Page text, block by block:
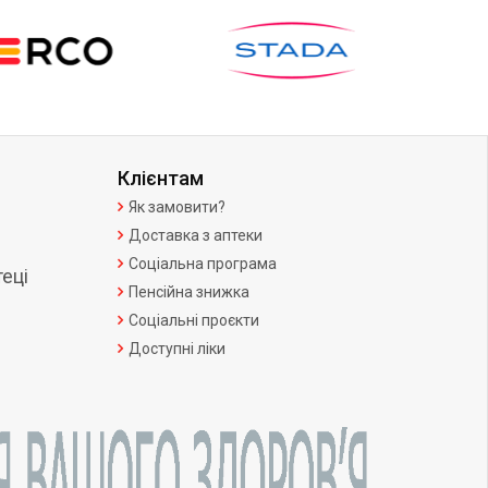
Клієнтам
Як замовити?
Доставка з аптеки
Соціальна програма
Пенсійна знижка
Соціальні проєкти
Доступні ліки